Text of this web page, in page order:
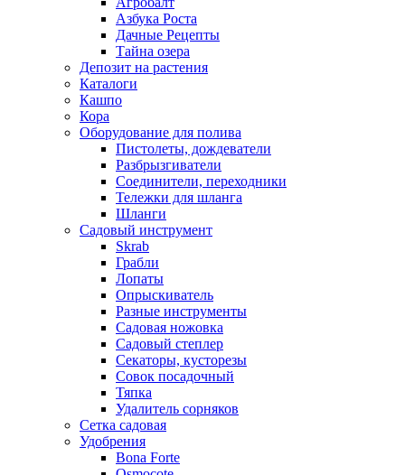
Азбука Роста
Дачные Рецепты
Тайна озера
Депозит на растения
Каталоги
Кашпо
Кора
Оборудование для полива
Пистолеты, дождеватели
Разбрызгиватели
Соединители, переходники
Тележки для шланга
Шланги
Садовый инструмент
Skrab
Грабли
Лопаты
Опрыскиватель
Разные инструменты
Садовая ножовка
Садовый степлер
Секаторы, кусторезы
Совок посадочный
Тяпка
Удалитель сорняков
Сетка садовая
Удобрения
Bona Forte